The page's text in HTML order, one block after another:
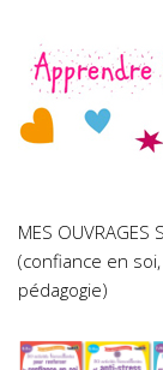
MES OUVRAGES
(confiance en
pédagogie)